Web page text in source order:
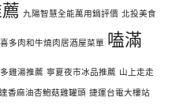
九陽智慧全能萬用鍋評價 北投美食
喜多肉和牛燒肉居酒屋菜單 嗑滿
雞湯推薦 寧夏夜市冰品推薦 山上走走
香麻油杏鮑菇雞罐頭 捷運台電大樓站